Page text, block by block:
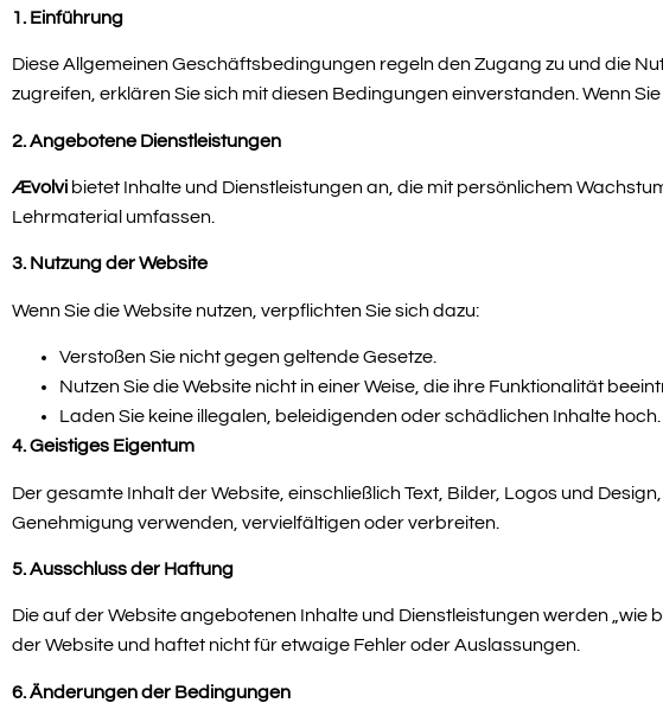
1. Einführung
Diese Allgemeinen Geschäftsbedingungen regeln den Zugang zu und die
zugreifen, erklären Sie sich mit diesen Bedingungen einverstanden. Wenn
2. Angebotene Dienstleistungen
Ævolvi bietet Inhalte und Dienstleistungen an, die mit persönlichem
Lehrmaterial umfassen.
3. Nutzung der Website
Wenn Sie die Website nutzen, verpflichten Sie sich dazu:
Verstoßen Sie nicht gegen geltende Gesetze.
Nutzen Sie die Website nicht in einer Weise, die ihre Funktionalität
Laden Sie keine illegalen, beleidigenden oder schädlichen Inhalte hoch.
4. Geistiges Eigentum
Der gesamte Inhalt der Website, einschließlich Text, Bilder, Logos und
Genehmigung verwenden, vervielfältigen oder verbreiten.
5. Ausschluss der Haftung
Die auf der Website angebotenen Inhalte und Dienstleistungen werden „wie
der Website und haftet nicht für etwaige Fehler oder Auslassungen.
6. Änderungen der Bedingungen